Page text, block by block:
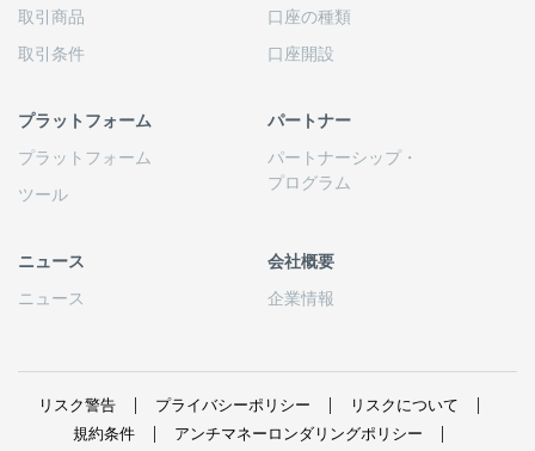
取引商品
取引条件
口座の種類
口座開設
プラットフォーム
プラットフォーム
ツール
パートナー
パートナーシップ・
プログラム
ニュース
ニュース
会社概要
企業情報
リスク警告 プライバシーポリシー
リスクについて
規約条件
アンチマネーロンダリングポリシー